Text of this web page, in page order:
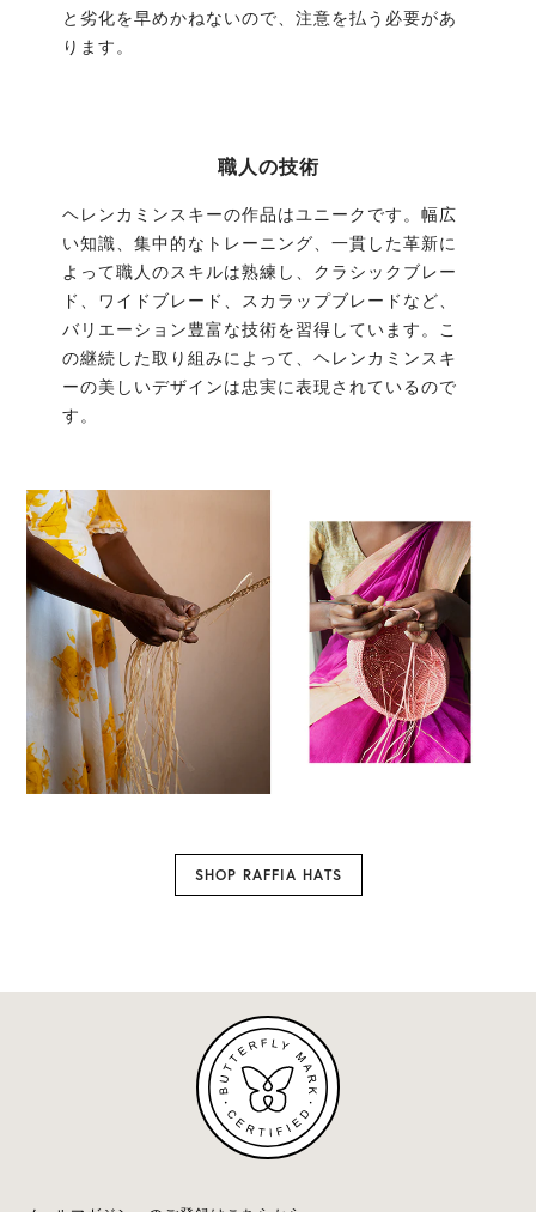
と劣化を早めかねないので、注意を払う必要があ
ります。
職人の技術
ヘレンカミンスキーの作品はユニークです。幅広
い知識、集中的なトレーニング、一貫した革新に
よって職人のスキルは熟練し、クラシックブレー
ド、ワイドブレード、スカラップブレードなど、
バリエーション豊富な技術を習得しています。こ
の継続した取り組みによって、ヘレンカミンスキ
ーの美しいデザインは忠実に表現されているので
す。
SHOP RAFFIA HATS